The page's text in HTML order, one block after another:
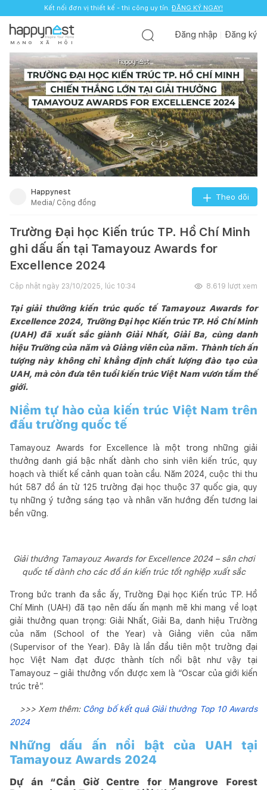
Kết nối đơn vị thiết kế - thi công uy tín. ĐĂNG KÝ NGAY!
M Ạ N G X Ã H Ộ I
Đăng nhập Đăng ký
Happynest
Media/ Cộng đồng
Theo dõi
Trường Đại học Kiến trúc TP. Hồ Chí Minh
ghi dấu ấn tại Tamayouz Awards for
Excellence 2024
Cập nhật ngày 23/10/2025, lúc 10:34 8.619 lượt xem
Tại giải thưởng kiến trúc quốc tế Tamayouz Awards for
Excellence 2024, Trường Đại học Kiến trúc TP. Hồ Chí Minh
(UAH) đã xuất sắc giành Giải Nhất, Giải Ba, cùng danh
hiệu Trường của năm và Giảng viên của năm. Thành tích ấn
tượng này không chỉ khẳng định chất lượng đào tạo của
UAH, mà còn đưa tên tuổi kiến trúc Việt Nam vươn tầm thế
giới.
Niềm tự hào của kiến trúc Việt Nam trên
đấu trường quốc tế
Tamayouz Awards for Excellence là một trong những giải
thưởng danh giá bậc nhất dành cho sinh viên kiến trúc, quy
hoạch và thiết kế cảnh quan toàn cầu. Năm 2024, cuộc thi thu
hút 587 đồ án từ 125 trường đại học thuộc 37 quốc gia, quy
tụ những ý tưởng sáng tạo và nhân văn hướng đến tương lai
bền vững.
Giải thưởng Tamayouz Awards for Excellence 2024 – sân chơi
quốc tế dành cho các đồ án kiến trúc tốt nghiệp xuất sắc
Trong bức tranh đa sắc ấy, Trường Đại học Kiến trúc TP. Hồ
Chí Minh (UAH) đã tạo nên dấu ấn mạnh mẽ khi mang về loạt
giải thưởng quan trọng: Giải Nhất, Giải Ba, danh hiệu Trường
của năm (School of the Year) và Giảng viên của năm
(Supervisor of the Year). Đây là lần đầu tiên một trường đại
học Việt Nam đạt được thành tích nổi bật như vậy tại
Tamayouz – giải thưởng vốn được xem là “Oscar của giới kiến
trúc trẻ”.
>>> Xem thêm: Công bố kết quả Giải thưởng Top 10 Awards
2024
Những dấu ấn nổi bật của UAH tại
Tamayouz Awards 2024
Dự án “Cần Giờ Centre for Mangrove Forest